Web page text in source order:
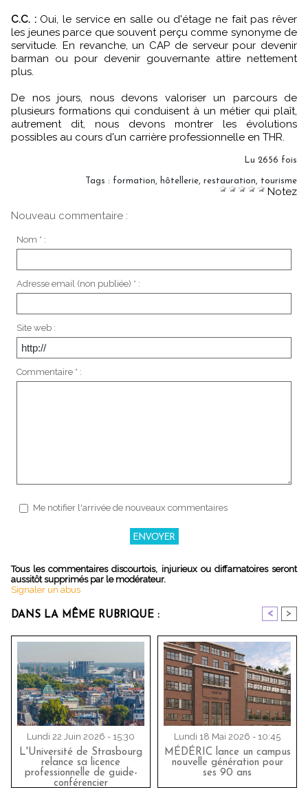
C.C. :Oui, le service en salle ou d'étage ne fait pas rêver
les jeunes parce que souvent perçu comme synonyme de
servitude. En revanche, un CAP de serveur pour devenir
barman ou pour devenir gouvernante attire nettement
plus.
De nos jours, nous devons valoriser un parcours de
plusieurs formations qui conduisent à un métier qui plaît,
autrement dit, nous devons montrer les évolutions
possibles au cours d'un carrière professionnelle en THR.
Lu 2656 fois
Tags : formation hôtellerie restauration tourisme
Notez
Nouveau commentaire :
Nom * :
Adresse email (non publiée) * :
Site web :
Commentaire * :
Me notifier l'arrivée de nouveaux commentaires
Tous les commentaires discourtois, injurieux ou diffamatoires seront
aussitôt supprimés par le modérateur.
Signaler un abus
DANS LA MÊME RUBRIQUE : < >
Lundi 22 Juin 2026 - 15:30
L'Université de Strasbourg
relance sa licence
professionnelle de guide-
conférencier
Lundi 18 Mai 2026 - 10:45
MÉDÉRIC lance un campus
nouvelle génération pour
ses 90 ans